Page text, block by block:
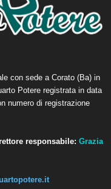
con sede a Corato (Ba) in
Potere registrata in data
numero di registrazione
responsabile: Grazia